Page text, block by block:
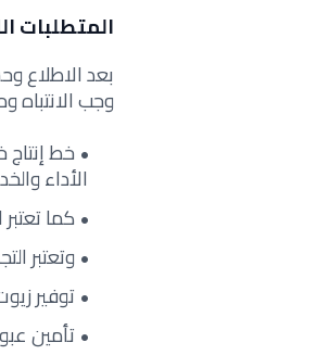
المتطلبات
بعد الاطلاع
وجب الانتباه
خط إنتاج
الأداء
كما
وتعتبر
توفير
تأمين